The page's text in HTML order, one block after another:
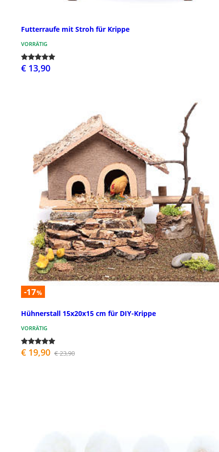
Futterraufe mit Stroh für Krippe
VORRÄTIG
€ 13,90
-17%
Hühnerstall 15x20x15 cm für DIY-Krippe
VORRÄTIG
€ 19,90 € 23,90